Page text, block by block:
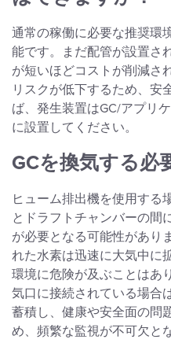
通常の稼働に必要な推奨環
能です。まだ配管が設置さ
が短いほどコストが削減さ
リスクが低下するため、安
ば、発生装置はGC/アプリ
に設置してください。
GCを換気する必
ヒューム排出機を使用する
とドラフトチャンバーの間
が必要となる可能性があり
れた水素は迅速に大気中に
環境に危険が及ぶことはあ
気口に接続されている場合
蓄積し、健康や安全面の問
め、頻繁な監視が不可欠と